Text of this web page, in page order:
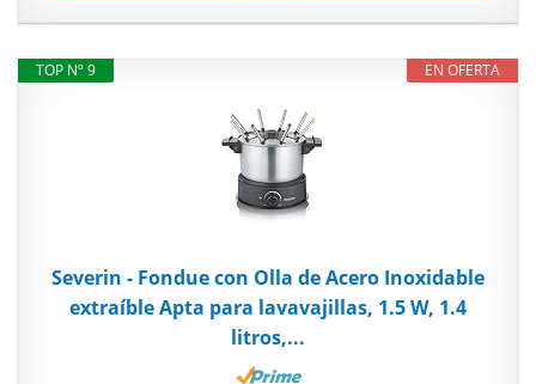
EN OFERTA
TOP Nº 9
Severin - Fondue con Olla de Acero Inoxidable
extraíble Apta para lavavajillas, 1.5 W, 1.4
litros,...